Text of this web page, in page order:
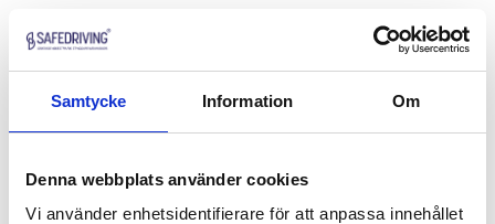
Samtycke Information Om
Denna webbplats använder cookies
Vi använder enhetsidentifierare för att anpassa innehållet